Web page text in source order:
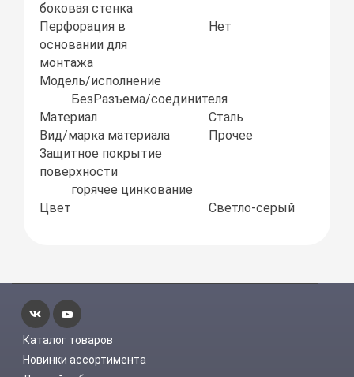
боковая стенка
Перфорация в
основании для
монтажа
Нет
Модель/исполнение
БезРазъема/соединителя
Материал
Сталь
Вид/марка материала
Прочее
Защитное покрытие
поверхности
горячее цинкование
Цвет
Светло-серый
Каталог товаров
Новинки ассортимента